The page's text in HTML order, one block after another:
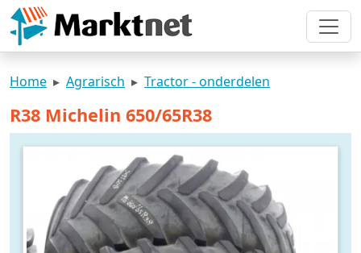
Home Agrarisch Tractor - onderdelen
R38 Michelin 650/65R38